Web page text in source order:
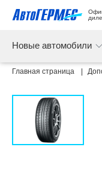
Новые автомобили
Главная страница